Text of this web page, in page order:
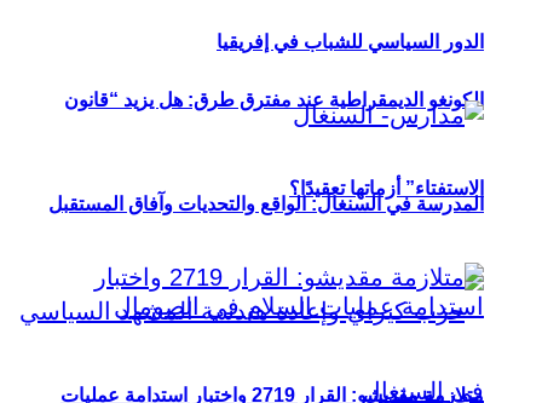
الكونغو الديمقراطية عند مفترق طرق: هل يزيد “قانون
الاستفتاء” أزماتها تعقيدًا؟
الدور السياسي للشباب في إفريقيا
المدرسة في السنغال: الواقع والتحديات وآفاق المستقبل
متلازمة مقديشو: القرار 2719 واختبار استدامة عمليات